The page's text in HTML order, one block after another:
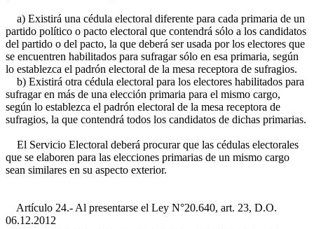
a) Existirá una cédula electoral diferente para cada primaria de un
partido político o pacto electoral que contendrá sólo a los candidatos
del partido o del pacto, la que deberá ser usada por los electores que
se encuentren habilitados para sufragar sólo en esa primaria, según
lo establezca el padrón electoral de la mesa receptora de sufragios.
b) Existirá otra cédula electoral para los electores habilitados para
sufragar en más de una elección primaria para el mismo cargo,
según lo establezca el padrón electoral de la mesa receptora de
sufragios, la que contendrá todos los candidatos de dichas primarias.
El Servicio Electoral deberá procurar que las cédulas electorales
que se elaboren para las elecciones primarias de un mismo cargo
sean similares en su aspecto exterior.
Artículo 24.- Al presentarse el Ley N°20.640, art. 23, D.O.
06.12.2012